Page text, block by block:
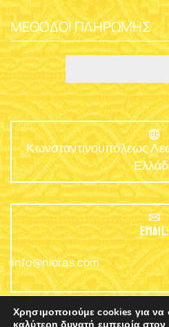
ΜΈΘΟΔΟΙ ΠΛΗΡΩΜΉΣ
Κωνσταντινουπόλεως
EMAIL:
info@nioras.com
Χρησιμοποιούμε cookies για